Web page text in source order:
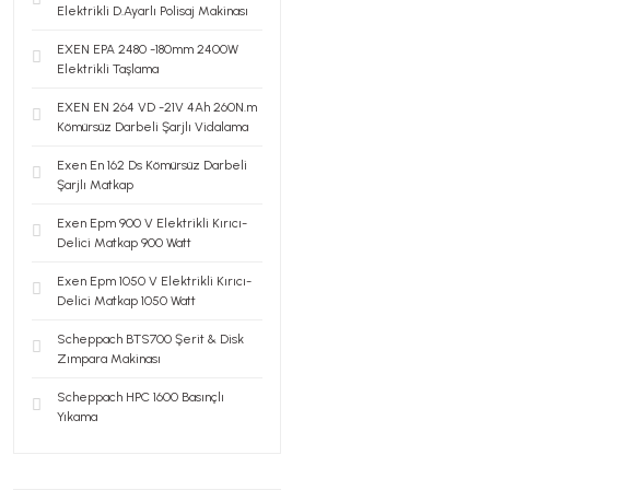
Elektrikli D.Ayarlı Polisaj Makinası
EXEN EPA 2480 -180mm 2400W
Elektrikli Taşlama
EXEN EN 264 VD -21V 4Ah 260N.m
Kömürsüz Darbeli Şarjlı Vidalama
Exen En 162 Ds Kömürsüz Darbeli
Şarjlı Matkap
Exen Epm 900 V Elektrikli Kırıcı-
Delici Matkap 900 Watt
Exen Epm 1050 V Elektrikli Kırıcı-
Delici Matkap 1050 Watt
Scheppach BTS700 Şerit & Disk
Zımpara Makinası
Scheppach HPC 1600 Basınçlı
Yıkama